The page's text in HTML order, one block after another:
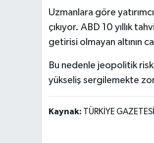
Uzmanlara göre
çıkıyor. ABD 10 yıllık
getirisi olmayan altının
Bu nedenle jeopolitik
yükseliş sergilemekte
Kaynak: TÜRKİYE GAZETESİ